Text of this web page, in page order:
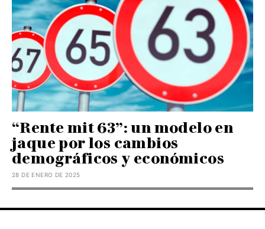
“Rente mit 63”: un modelo en
jaque por los cambios
demográficos y económicos
28 DE ENERO DE 2025